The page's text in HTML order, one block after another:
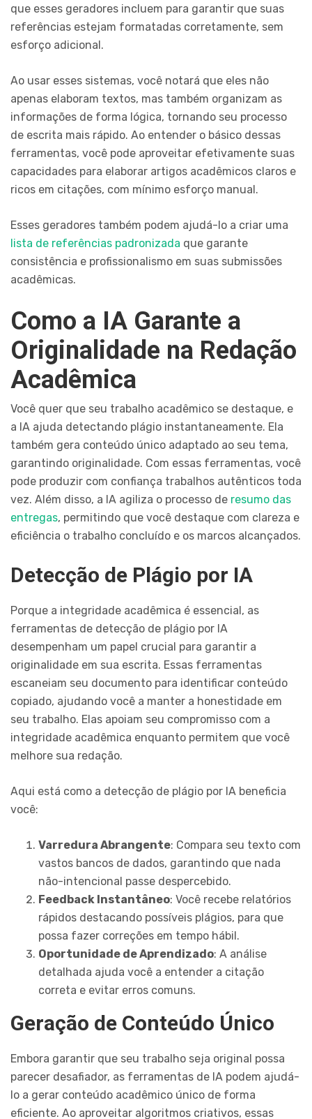
que esses geradores incluem para garantir que suas
referências estejam formatadas corretamente, sem
esforço adicional.
Ao usar esses sistemas, você notará que eles não
apenas elaboram textos, mas também organizam as
informações de forma lógica, tornando seu processo
de escrita mais rápido. Ao entender o básico dessas
ferramentas, você pode aproveitar efetivamente suas
capacidades para elaborar artigos acadêmicos claros e
ricos em citações, com mínimo esforço manual.
Esses geradores também podem ajudá-lo a criar uma
lista de referências padronizada que garante
consistência e profissionalismo em suas submissões
acadêmicas.
Como a IA Garante a
Originalidade na Redação
Acadêmica
Você quer que seu trabalho acadêmico se destaque, e
a IA ajuda detectando plágio instantaneamente. Ela
também gera conteúdo único adaptado ao seu tema,
garantindo originalidade. Com essas ferramentas, você
pode produzir com confiança trabalhos autênticos toda
vez. Além disso, a IA agiliza o processo de resumo das
entregas, permitindo que você destaque com clareza e
eficiência o trabalho concluído e os marcos alcançados.
Detecção de Plágio por IA
Porque a integridade acadêmica é essencial, as
ferramentas de detecção de plágio por IA
desempenham um papel crucial para garantir a
originalidade em sua escrita. Essas ferramentas
escaneiam seu documento para identificar conteúdo
copiado, ajudando você a manter a honestidade em
seu trabalho. Elas apoiam seu compromisso com a
integridade acadêmica enquanto permitem que você
melhore sua redação.
Aqui está como a detecção de plágio por IA beneficia
você:
Varredura Abrangente: Compara seu texto com
vastos bancos de dados, garantindo que nada
não-intencional passe despercebido.
Feedback Instantâneo: Você recebe relatórios
rápidos destacando possíveis plágios, para que
possa fazer correções em tempo hábil.
Oportunidade de Aprendizado: A análise
detalhada ajuda você a entender a citação
correta e evitar erros comuns.
Geração de Conteúdo Único
Embora garantir que seu trabalho seja original possa
parecer desafiador, as ferramentas de IA podem ajudá-
lo a gerar conteúdo acadêmico único de forma
eficiente. Ao aproveitar algoritmos criativos, essas